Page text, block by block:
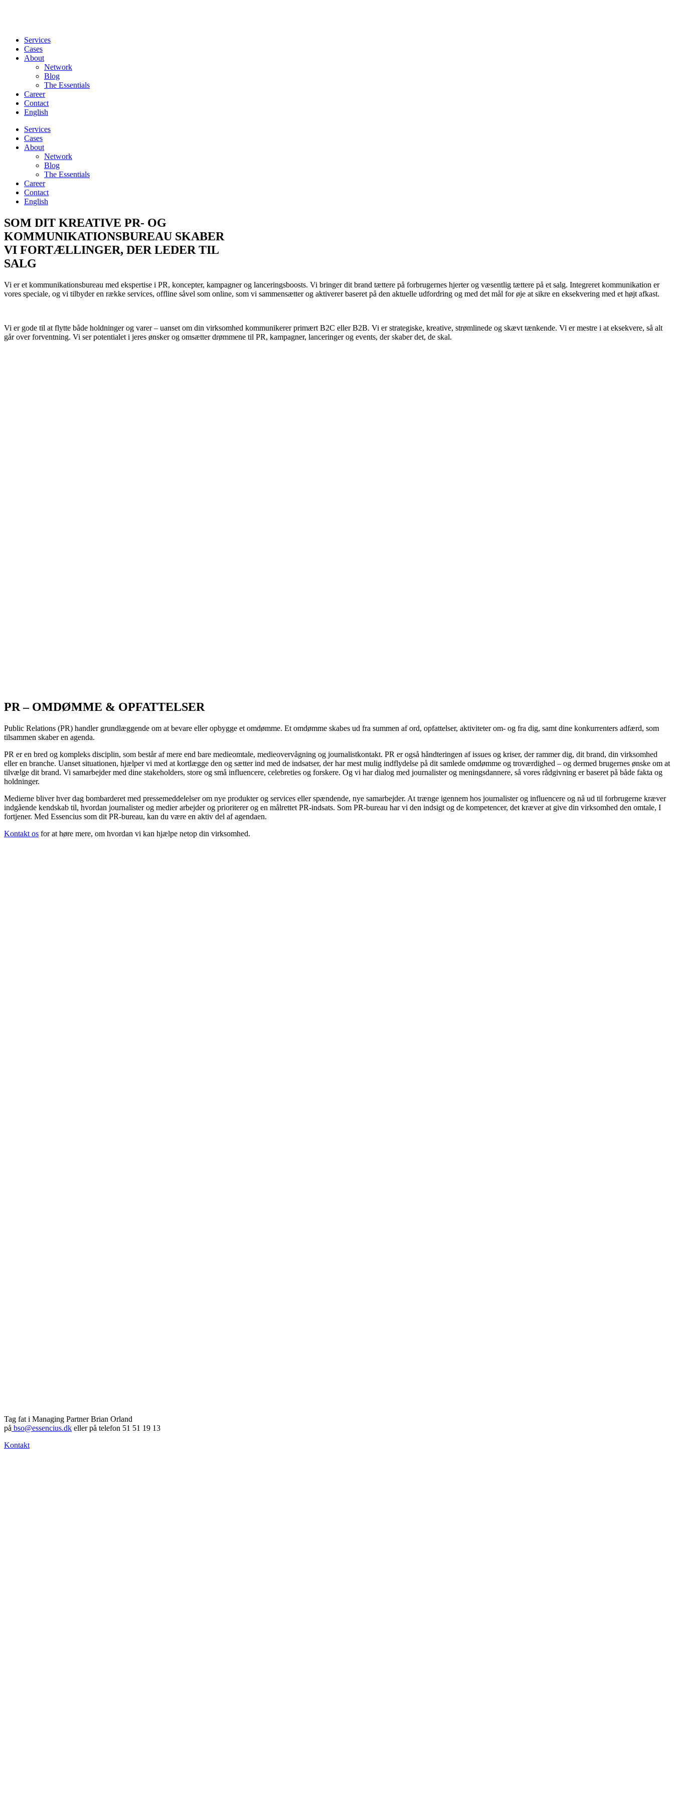
Services
Cases
About
Network
Blog
The Essentials
Career
Contact
English
Services
Cases
About
Network
Blog
The Essentials
Career
Contact
English
SOM DIT KREATIVE PR- OG
KOMMUNIKATIONSBUREAU SKABER
VI FORTÆLLINGER, DER LEDER TIL
SALG
Vi er et kommunikationsbureau med ekspertise i PR, koncepter, kampagner og lanceringsboosts. Vi bringer dit brand tættere på forbrugernes hjerter og væsentlig tættere på et salg. Integreret kommunikation er
vores speciale, og vi tilbyder en række services, offline såvel som online, som vi sammensætter og aktiverer baseret på den aktuelle udfordring og med det mål for øje at sikre en eksekvering med et højt afkast.
Vi er gode til at flytte både holdninger og varer – uanset om din virksomhed kommunikerer primært B2C eller B2B. Vi er strategiske, kreative, strømlinede og skævt tænkende. Vi er mestre i at eksekvere, så alt
går over forventning. Vi ser potentialet i jeres ønsker og omsætter drømmene til PR, kampagner, lanceringer og events, der skaber det, de skal.
PR – OMDØMME & OPFATTELSER
Public Relations (PR) handler grundlæggende om at bevare eller opbygge et omdømme. Et omdømme skabes ud fra summen af ord, opfattelser, aktiviteter om- og fra dig, samt dine konkurrenters adfærd, som
tilsammen skaber en agenda.
PR er en bred og kompleks disciplin, som består af mere end bare medieomtale, medieovervågning og journalistkontakt. PR er også håndteringen af issues og kriser, der rammer dig, dit brand, din virksomhed
eller en branche. Uanset situationen, hjælper vi med at kortlægge den og sætter ind med de indsatser, der har mest mulig indflydelse på dit samlede omdømme og troværdighed – og dermed brugernes ønske om at
tilvælge dit brand. Vi samarbejder med dine stakeholders, store og små influencere, celebreties og forskere. Og vi har dialog med journalister og meningsdannere, så vores rådgivning er baseret på både fakta og
holdninger.
Medierne bliver hver dag bombarderet med pressemeddelelser om nye produkter og services eller spændende, nye samarbejder. At trænge igennem hos journalister og influencere og nå ud til forbrugerne kræver
indgående kendskab til, hvordan journalister og medier arbejder og prioriterer og en målrettet PR-indsats. Som PR-bureau har vi den indsigt og de kompetencer, det kræver at give din virksomhed den omtale, I
fortjener. Med Essencius som dit PR-bureau, kan du være en aktiv del af agendaen.
Kontakt os for at høre mere, om hvordan vi kan hjælpe netop din virksomhed.
Tag fat i Managing Partner Brian Orland
på bso@essencius.dk eller på telefon 51 51 19 13
Kontakt